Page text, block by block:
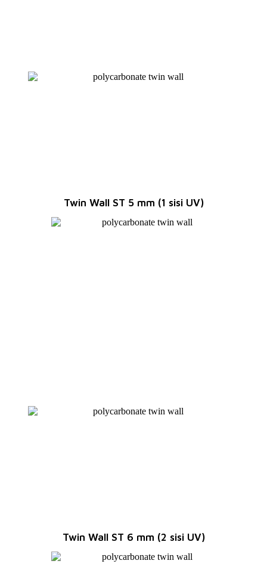
Twin Wall ST 5 mm (1 sisi UV)
Twin Wall ST 6 mm (2 sisi UV)